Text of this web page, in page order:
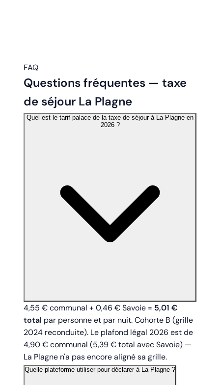
FAQ
Questions fréquentes — taxe
de séjour La Plagne
Quel est le tarif palace de la taxe de séjour à La Plagne en
2026 ?
4,55 € communal + 0,46 € Savoie = 5,01 €
total par personne et par nuit. Cohorte B (grille
2024 reconduite). Le plafond légal 2026 est de
4,90 € communal (5,39 € total avec Savoie) —
La Plagne n'a pas encore aligné sa grille.
Quelle plateforme utiliser pour déclarer à La Plagne ?